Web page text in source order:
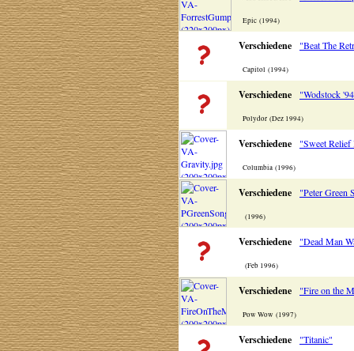
Epic (1994)
Verschiedene "Beat The
Capitol (1994)
Verschiedene "Wodstock
Polydor (Dez 1994)
Verschiedene "Sweet
Columbia (1996)
Verschiedene "Peter Green
(1996)
Verschiedene "Dead Man
(Feb 1996)
Verschiedene "Fire on the
Pow Wow (1997)
Verschiedene "Titanic"